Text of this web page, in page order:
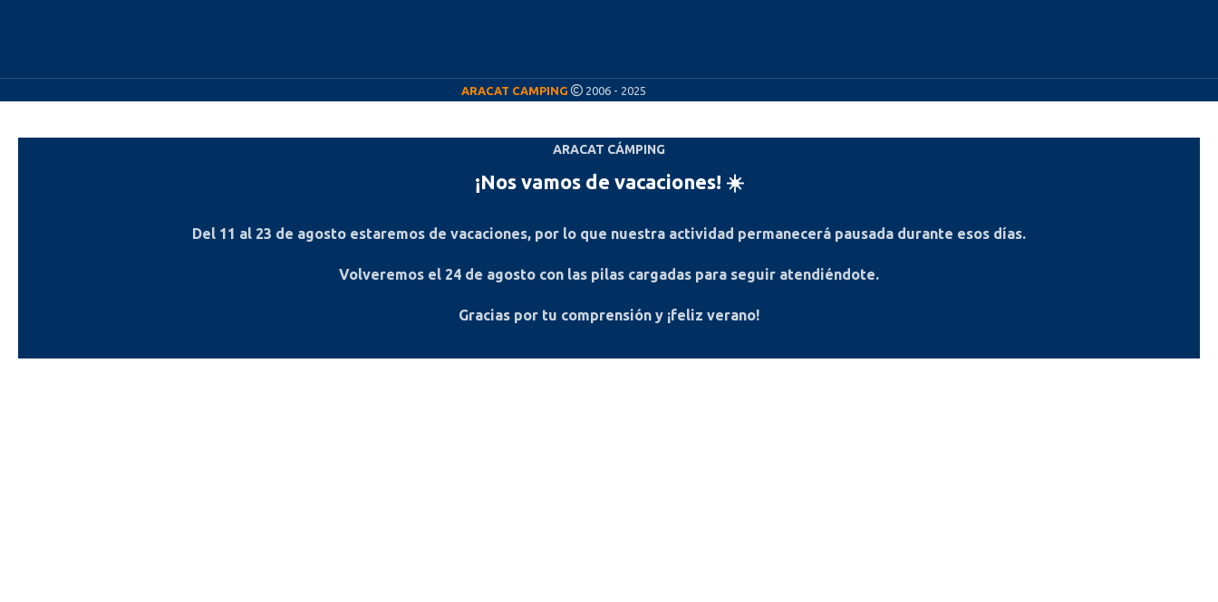
ARACAT CAMPING 2006 - 2025
ARACAT CÁMPING
¡Nos vamos de vacaciones! ☀️
Del 11 al 23 de agosto estaremos de vacaciones, por lo que nuestra actividad permanecerá pausada durante esos días.
Volveremos el 24 de agosto con las pilas cargadas para seguir atendiéndote.
Gracias por tu comprensión y ¡feliz verano!